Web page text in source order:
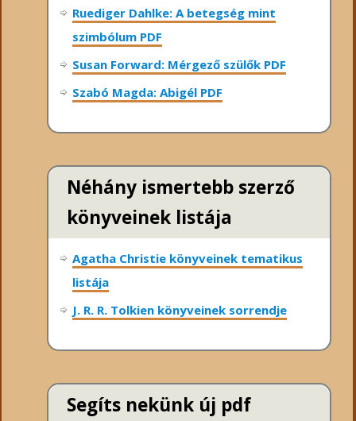
Ruediger Dahlke: A betegség mint
szimbólum PDF
Susan Forward: Mérgező szülők PDF
Szabó Magda: Abigél PDF
Néhány ismertebb szerző
könyveinek listája
Agatha Christie könyveinek tematikus
listája
J. R. R. Tolkien könyveinek sorrendje
Segíts nekünk új pdf